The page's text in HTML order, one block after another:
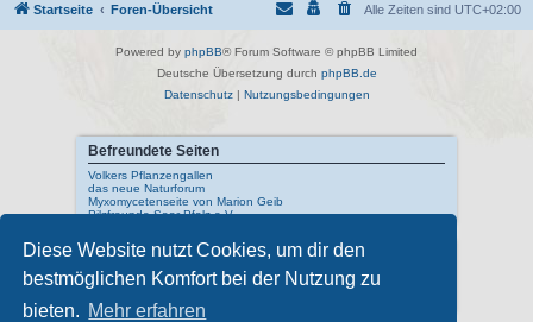
Diese Website nutzt Cookies, um dir den
bestmöglichen Komfort bei der Nutzung zu
bieten. Mehr erfahren
Startseite Foren-Übersicht Alle Zeiten sind UTC+02:00
Powered by phpBB® Forum Software © phpBB Limited
Deutsche Übersetzung durch phpBB.de
Datenschutz| Nutzungsbedingungen
Befreundete Seiten
Volkers Pflanzengallen
das neue Naturforum
Myxomycetenseite von Marion Geib
Pilzfreunde Saar-Pfalz e.V.
Interne Links
Mykologisches Lexikon
meine Naturfotos
Pilzfotopage - Suchmaschine